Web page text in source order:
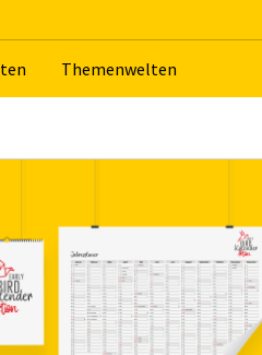
The­men­wel­ten